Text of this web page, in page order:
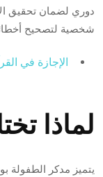
دوري لضمان تحقيق
شخصية لتصحيح
الإجازة في
لماذا
يتميز مدكر الطفولة